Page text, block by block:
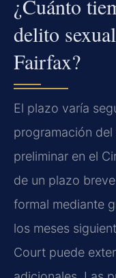
¿Cuánto
delito
Fairfax?
El plazo varía
programación
preliminar en el
de un plazo
formal mediante
los meses
Court puede